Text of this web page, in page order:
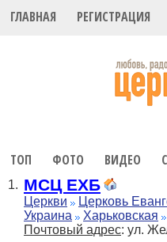
ГЛАВНАЯ РЕГИСТРАЦИЯ
ТОП ФОТО ВИДЕО
1. МСЦ ЕХБ
Церкви
Церковь
Украина
Харьковская
Почтовый адрес: ул.